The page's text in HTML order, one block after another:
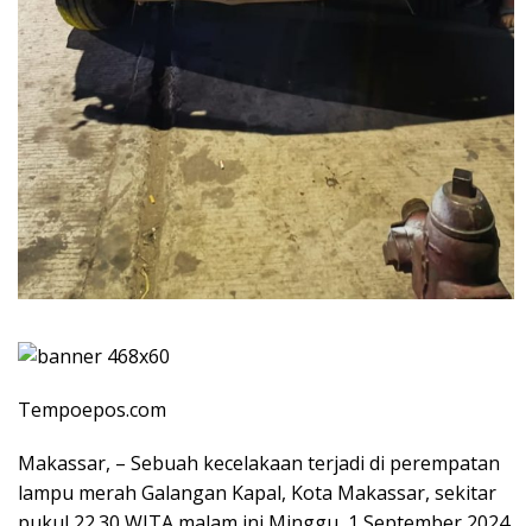
Tempoepos.com
Makassar, – Sebuah kecelakaan terjadi di perempatan
lampu merah Galangan Kapal, Kota Makassar, sekitar